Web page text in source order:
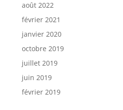
août 2022
février 2021
janvier 2020
octobre 2019
juillet 2019
juin 2019
février 2019